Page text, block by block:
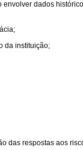
dados
da instituição;
das respostas aos